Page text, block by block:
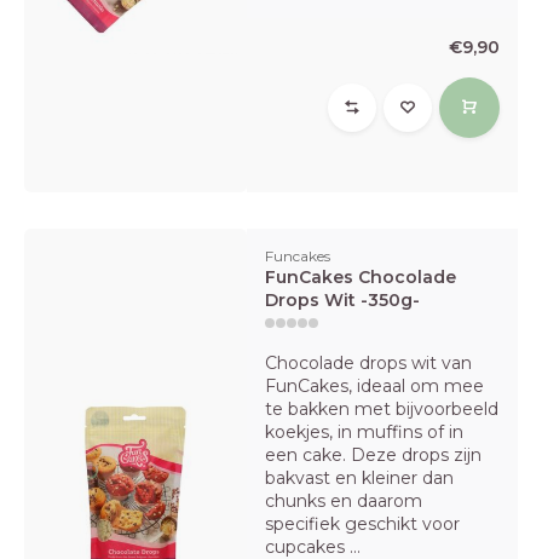
€9,90
Funcakes
FunCakes Chocolade
Drops Wit -350g-
Chocolade drops wit van
FunCakes, ideaal om mee
te bakken met bijvoorbeeld
koekjes, in muffins of in
een cake. Deze drops zijn
bakvast en kleiner dan
chunks en daarom
specifiek geschikt voor
cupcakes ...